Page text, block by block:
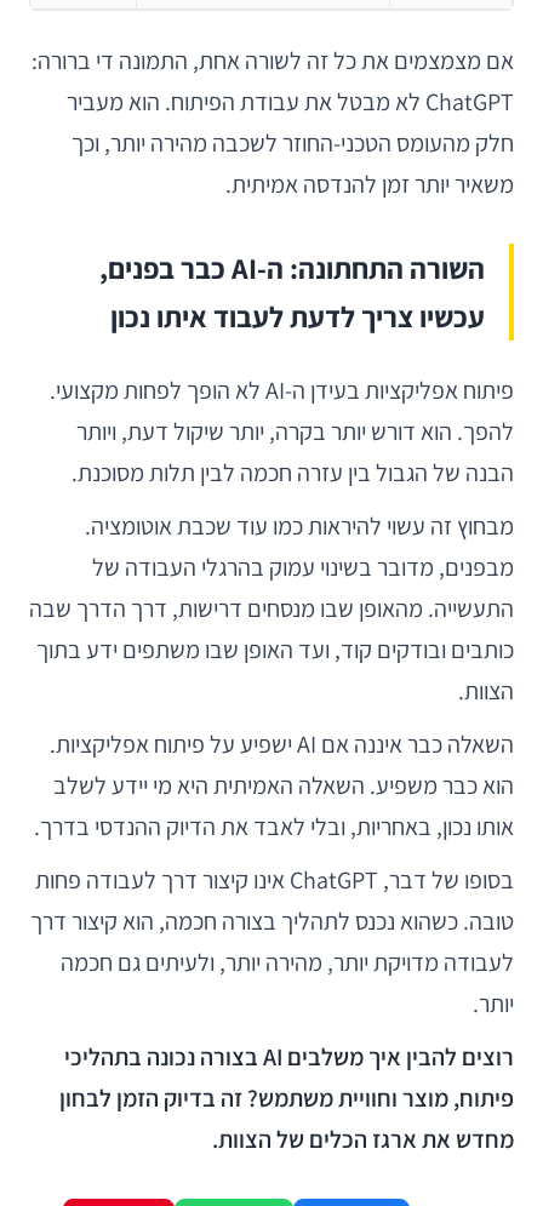
אם מצמצמים את כל זה לשורה אחת, התמונה די ברורה:
ChatGPT לא מבטל את עבודת הפיתוח. הוא מעביר
חלק מהעומס הטכני-החוזר לשכבה מהירה יותר, וכך
משאיר יותר זמן להנדסה אמיתית.
השורה התחתונה: ה-AI כבר בפנים,
עכשיו צריך לדעת לעבוד איתו נכון
פיתוח אפליקציות בעידן ה-AI לא הופך לפחות מקצועי.
להפך. הוא דורש יותר בקרה, יותר שיקול דעת, ויותר
הבנה של הגבול בין עזרה חכמה לבין תלות מסוכנת.
מבחוץ זה עשוי להיראות כמו עוד שכבת אוטומציה.
מבפנים, מדובר בשינוי עמוק בהרגלי העבודה של
התעשייה. מהאופן שבו מנסחים דרישות, דרך הדרך שבה
כותבים ובודקים קוד, ועד האופן שבו משתפים ידע בתוך
הצוות.
השאלה כבר איננה אם AI ישפיע על פיתוח אפליקציות.
הוא כבר משפיע. השאלה האמיתית היא מי יידע לשלב
אותו נכון, באחריות, ובלי לאבד את הדיוק ההנדסי בדרך.
בסופו של דבר, ChatGPT אינו קיצור דרך לעבודה פחות
טובה. כשהוא נכנס לתהליך בצורה חכמה, הוא קיצור דרך
לעבודה מדויקת יותר, מהירה יותר, ולעיתים גם חכמה
יותר.
רוצים להבין איך משלבים AI בצורה נכונה בתהליכי
פיתוח, מוצר וחוויית משתמש? זה בדיוק הזמן לבחון
מחדש את ארגז הכלים של הצוות.